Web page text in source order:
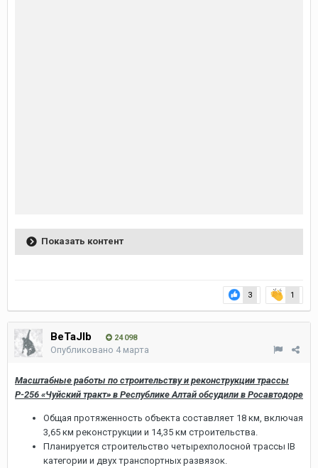
Показать контент
3 1
BeTaJIb 24 098
Опубликовано 4 марта
Масштабные работы по строительству и реконструкции трассы
Р-256 «Чуйский тракт» в Республике Алтай обсудили в Росавтодоре
Общая протяженность объекта составляет 18 км, включая
3,65 км реконструкции и 14,35 км строительства.
Планируется строительство четырехполосной трассы IB
категории и двух транспортных развязок.